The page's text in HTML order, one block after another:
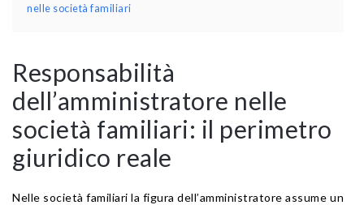
nelle società familiari
Responsabilità
dell’amministratore nelle
società familiari: il perimetro
giuridico reale
Nelle società familiari la figura dell’amministratore assume un